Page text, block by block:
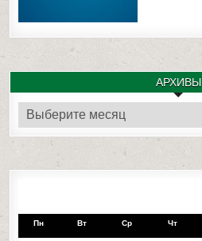
АРХИВЫ
Архивы
Пн Вт Ср Чт